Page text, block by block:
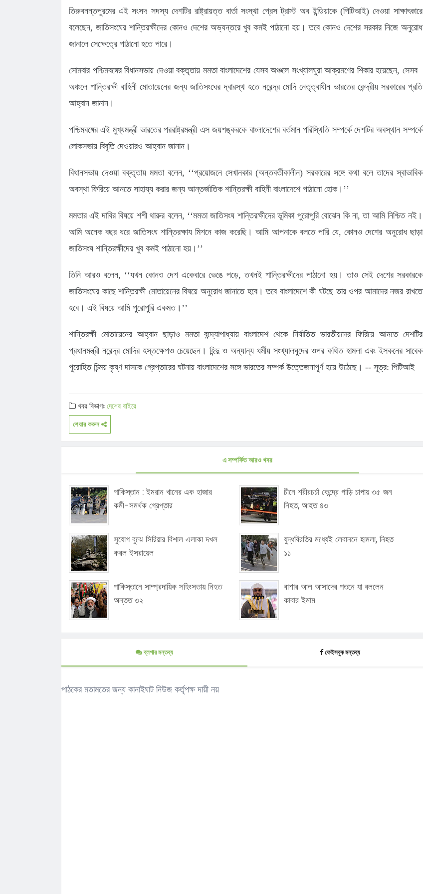
তিরুবনন্তপুরমের এই সংসদ সদস্য দেশটির রাষ্ট্রায়ত্ত বার্তা সংস্থা প্রেস ট্রাস্ট অব ইন্ডিয়াকে (পিটিআই) দেওয়া সাক্ষাৎকারে
বলেছেন, জাতিসংঘের শান্তিরক্ষীদের কোনও দেশের অভ্যন্তরে খুব কমই পাঠানো হয়। তবে কোনও দেশের সরকার নিজে অনুরোধ
জানালে সেক্ষেত্রে পাঠানো হতে পারে।
সোমবার পশ্চিমবঙ্গের বিধানসভায় দেওয়া বক্তৃতায় মমতা বাংলাদেশের যেসব অঞ্চলে সংখ্যালঘুরা আক্রমণের শিকার হয়েছেন, সেসব
অঞ্চলে শান্তিরক্ষী বাহিনী মোতায়েনের জন্য জাতিসংঘের দ্বারস্থ হতে নরেন্দ্র মোদি নেতৃত্বাধীন ভারতের কেন্দ্রীয় সরকারের প্রতি
আহ্বান জানান।
পশ্চিমবঙ্গের এই মুখ্যমন্ত্রী ভারতের পররাষ্ট্রমন্ত্রী এস জয়শঙ্করকে বাংলাদেশের বর্তমান পরিস্থিতি সম্পর্কে দেশটির অবস্থান সম্পর্কে
লোকসভায় বিবৃতি দেওয়ারও আহ্বান জানান।
বিধানসভায় দেওয়া বক্তৃতায় মমতা বলেন, ‘‘প্রয়োজনে সেখানকার (অন্তবর্তীকালীন) সরকারের সঙ্গে কথা বলে তাদের স্বাভাবিক
অবস্থা ফিরিয়ে আনতে সাহায্য করার জন্য আন্তর্জাতিক শান্তিরক্ষী বাহিনী বাংলাদেশে পাঠানো হোক।’’
মমতার এই দাবির বিষয়ে শশী থারুর বলেন, ‘‘মমতা জাতিসংঘ শান্তিরক্ষীদের ভূমিকা পুরোপুরি বোঝেন কি না, তা আমি নিশ্চিত নই।
আমি অনেক বছর ধরে জাতিসংঘ শান্তিরক্ষায মিশনে কাজ করেছি। আমি আপনাকে বলতে পারি যে, কোনও দেশের অনুরোধ ছাড়া
জাতিসংঘ শান্তিরক্ষীদের খুব কমই পাঠানো হয়।’’
তিনি আরও বলেন, ‘‘যখন কোনও দেশ একেবারে ভেঙে পড়ে, তখনই শান্তিরক্ষীদের পাঠানো হয়। তাও সেই দেশের সরকারকে
জাতিসংঘের কাছে শান্তিরক্ষী মোতায়েনের বিষয়ে অনুরোধ জানাতে হবে। তবে বাংলাদেশে কী ঘটছে তার ওপর আমাদের নজর রাখতে
হবে। এই বিষয়ে আমি পুরোপুরি একমত।’’
শান্তিরক্ষী মোতায়েনের আহ্বান ছাড়াও মমতা বন্দ্যোপাধ্যায় বাংলাদেশ থেকে নির্যাতিত ভারতীয়দের ফিরিয়ে আনতে দেশটির
প্রধানমন্ত্রী নরেন্দ্র মোদির হস্তক্ষেপও চেয়েছেন। হিন্দু ও অন্যান্য ধর্মীয় সংখ্যালঘুদের ওপর কথিত হামলা এবং ইসকনের সাবেক
পুরোহিত চিন্ময় কৃষ্ণ দাসকে গ্রেপ্তারের ঘটনায় বাংলাদেশের সঙ্গে ভারতের সম্পর্ক উত্তেজনাপূর্ণ হয়ে উঠেছে। -- সূত্র: পিটিআই
খবর বিভাগঃদেশের বাইরে
শেয়ার করুন
এ সম্পর্কিত আরও খবর
পাকিস্তান : ইমরান খানের এক হাজার
কর্মী-সমর্থক গ্রেপ্তার
চীনে শরীরচর্চা কেন্দ্রে গাড়ি চাপায় ৩৫ জন
নিহত, আহত ৪৩
সুযোগ বুঝে সিরিয়ার বিশাল এলাকা দখল
করল ইসরায়েল
যুদ্ধবিরতির মধ্যেই লেবাননে হামলা, নিহত
১১
পাকিস্তানে সাম্প্রদায়িক সহিংসতায় নিহত
অন্তত ৩২
বাশার আল আসাদের পতনে যা বললেন
কাবার ইমাম
ব্লগার মন্তব্য ফেইসবুক মন্তব্য
পাঠকের মতামতের জন্য কানাইঘাট নিউজ কর্তৃপক্ষ দায়ী নয়